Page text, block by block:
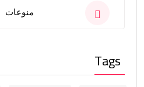
منوعات
Tags